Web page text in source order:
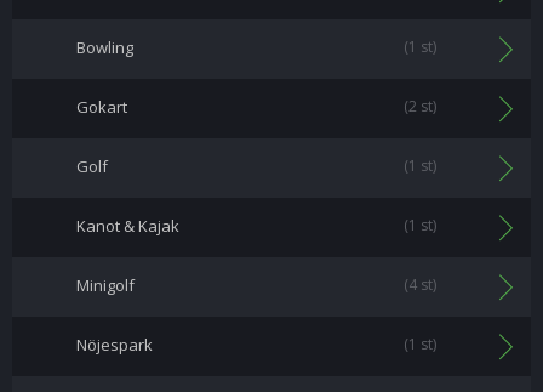
Bowling (1 st)
Gokart (2 st)
Golf (1 st)
Kanot & Kajak (1 st)
Minigolf (4 st)
Nöjespark (1 st)